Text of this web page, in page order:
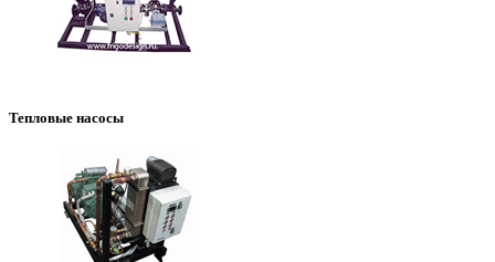
Тепловые насосы